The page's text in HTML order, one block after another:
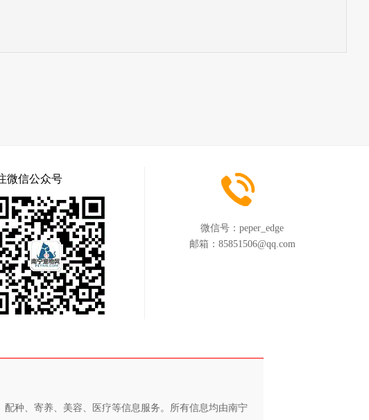
微信公众号
微信号： peper_edge
邮箱： 85851506@qq.com
种、寄养、美容、医疗等信息服务。所有信息均由南宁